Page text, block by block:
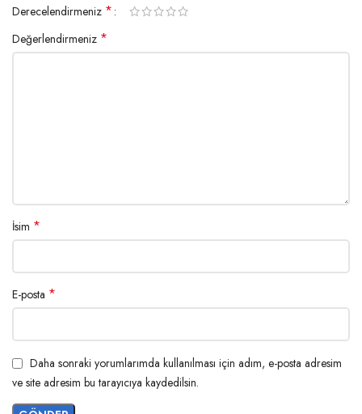
Derecelendirmeniz *
Değerlendirmeniz *
İsim *
E-posta *
Daha sonraki yorumlarımda kullanılması için adım, e-posta adresim
ve site adresim bu tarayıcıya kaydedilsin.